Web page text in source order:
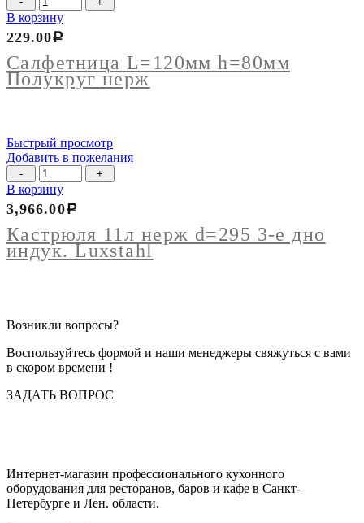
товара
Салфетница
L=120мм
h=80мм
Полукруг
нерж
В корзину
Салфетница L=120мм h=80мм
Полукруг нерж
229.00Р
Быстрый просмотр
Добавить в пожелания
Количество
товара
Кастрюля
11л
нерж
d=295
3-
В корзину
Кастрюля 11л нерж d=295 3-е дно
индук. Luxstahl
3,966.00Р
Возникли вопросы?
Воспользуйтесь формой и наши менеджеры свяжуться с вами
в скором времени !
ЗАДАТЬ ВОПРОС
Интернет-магазин профессионального кухонного
оборудования для ресторанов, баров и кафе в Санкт-
Петербурге и Лен. области.